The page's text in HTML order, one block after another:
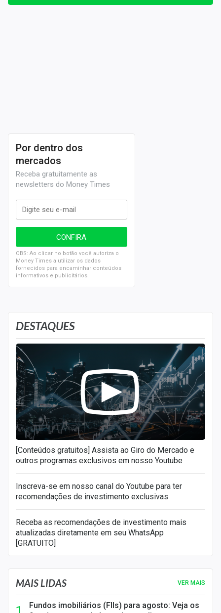
DESTAQUES
[Conteúdos gratuitos] Assista ao Giro do Mercado e
outros programas exclusivos em nosso Youtube
Inscreva-se em nosso canal do Youtube para ter
recomendações de investimento exclusivas
Receba as recomendações de investimento mais
atualizadas diretamente em seu WhatsApp
[GRATUITO]
Por dentro dos
mercados
Receba gratuitamente as
newsletters do Money Times
OBS: Ao clicar no botão você autoriza o
Money Times a utilizar os dados
fornecidos para encaminhar conteúdos
informativos e publicitários.
MAIS LIDAS VER MAIS
Fundos imobiliários (FIIs) para agosto: Veja os